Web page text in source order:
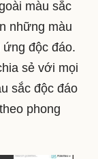
màu sắc
những màu
ứng độc đáo.
sẻ với mọi
sắc độc đáo
phong